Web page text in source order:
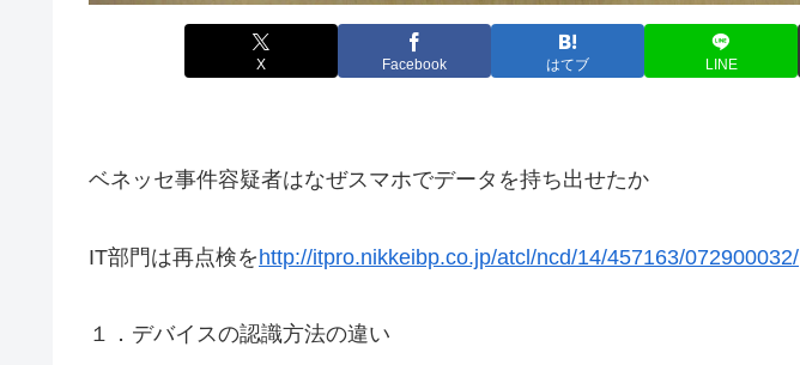
X Facebook はてブ LINE
ベネッセ事件容疑者はなぜスマホでデータを持ち出せたか
IT部門は再点検をhttp://itpro.nikkeibp.co.jp/atcl/ncd/14/457163/072900032/
１．デバイスの認識方法の違い